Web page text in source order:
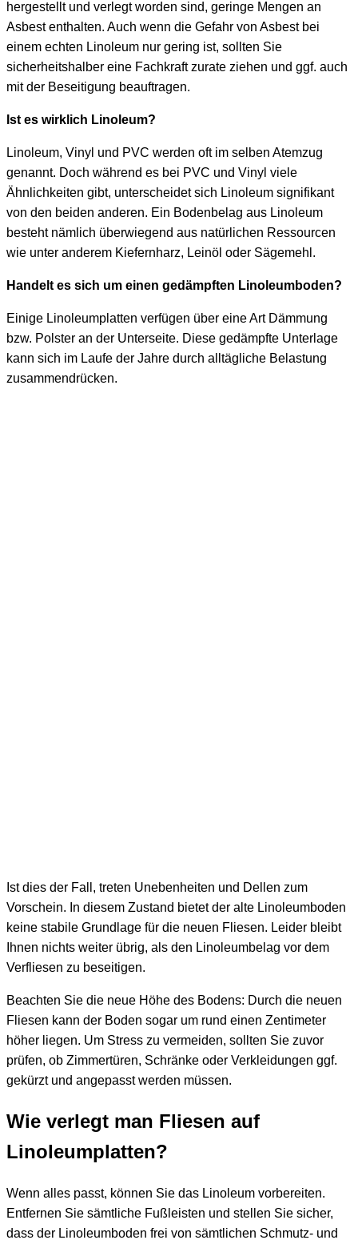
hergestellt und verlegt worden sind, geringe Mengen an
Asbest enthalten. Auch wenn die Gefahr von Asbest bei
einem echten Linoleum nur gering ist, sollten Sie
sicherheitshalber eine Fachkraft zurate ziehen und ggf. auch
mit der Beseitigung beauftragen.
Ist es wirklich Linoleum?
Linoleum, Vinyl und PVC werden oft im selben Atemzug
genannt. Doch während es bei PVC und Vinyl viele
Ähnlichkeiten gibt, unterscheidet sich Linoleum signifikant
von den beiden anderen. Ein Bodenbelag aus Linoleum
besteht nämlich überwiegend aus natürlichen Ressourcen
wie unter anderem Kiefernharz, Leinöl oder Sägemehl.
Handelt es sich um einen gedämpften Linoleumboden?
Einige Linoleumplatten verfügen über eine Art Dämmung
bzw. Polster an der Unterseite. Diese gedämpfte Unterlage
kann sich im Laufe der Jahre durch alltägliche Belastung
zusammendrücken.
Ist dies der Fall, treten Unebenheiten und Dellen zum
Vorschein. In diesem Zustand bietet der alte Linoleumboden
keine stabile Grundlage für die neuen Fliesen. Leider bleibt
Ihnen nichts weiter übrig, als den Linoleumbelag vor dem
Verfliesen zu beseitigen.
Beachten Sie die neue Höhe des Bodens: Durch die neuen
Fliesen kann der Boden sogar um rund einen Zentimeter
höher liegen. Um Stress zu vermeiden, sollten Sie zuvor
prüfen, ob Zimmertüren, Schränke oder Verkleidungen ggf.
gekürzt und angepasst werden müssen.
Wie verlegt man Fliesen auf
Linoleumplatten?
Wenn alles passt, können Sie das Linoleum vorbereiten.
Entfernen Sie sämtliche Fußleisten und stellen Sie sicher,
dass der Linoleumboden frei von sämtlichen Schmutz- und